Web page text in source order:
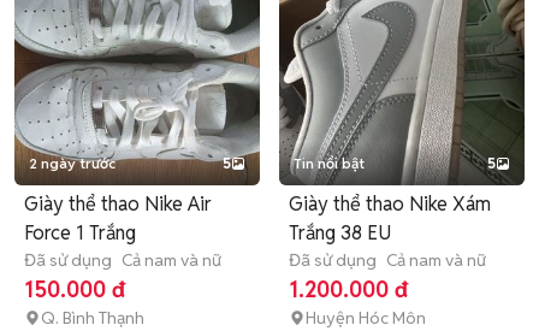
2 ngày trước 5
Giày thể thao Nike Air
Force 1 Trắng
Đã sử dụng Cả nam và nữ
150.000 đ
Q. Bình Thạnh
Tin nổi bật 5
Giày thể thao Nike Xám
Trắng 38 EU
Đã sử dụng Cả nam và nữ
1.200.000 đ
Huyện Hóc Môn